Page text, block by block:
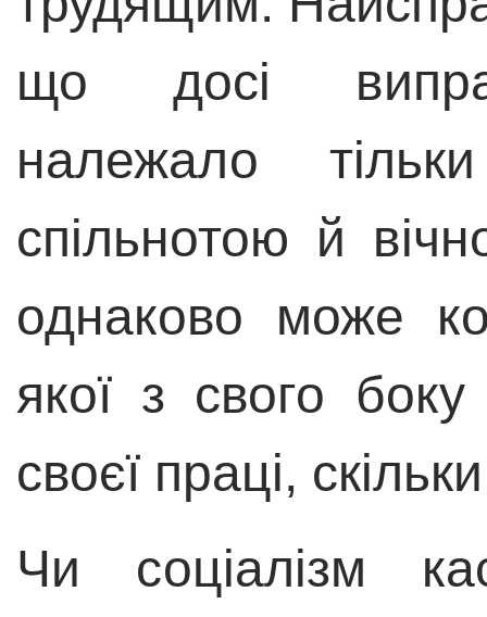
що досі
належало
спільнотою й
однаково може
якої з свого
своєї праці,
Чи соціалізм